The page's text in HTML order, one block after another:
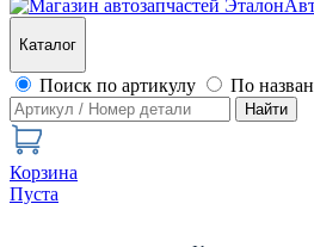
Каталог
Поиск по артикулу По
Найти
Корзина
Пуста